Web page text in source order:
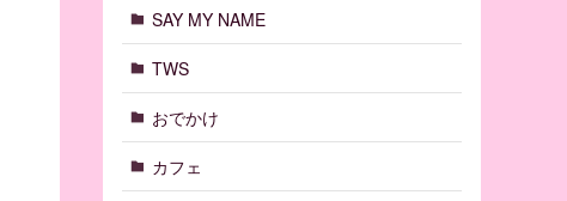
SAY MY NAME
TWS
おでかけ
カフェ